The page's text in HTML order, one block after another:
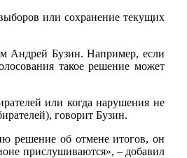
или сохранение текущих
Андрей Бузин. Например, если
такое решение может
или когда нарушения не
говорит Бузин.
решение об отмене итогов, он
прислушиваются», – добавил